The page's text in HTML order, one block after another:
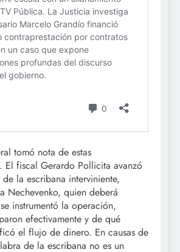
tomó nota de estas
El fiscal Gerardo Pollicita avanzó
la escribana interviniente,
Nechevenko, quien deberá
instrumentó la operación,
efectivamente y de qué
el flujo de dinero. En causas de
de la escribana no es un